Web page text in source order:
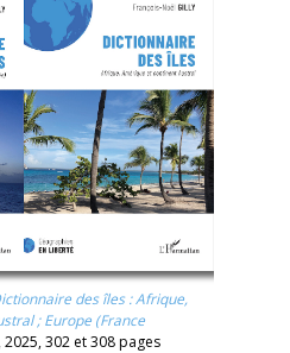
des îles : Afrique,
;Europe (France
2025, 302 et 308 pages